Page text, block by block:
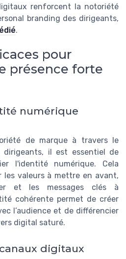
renforcent la notoriété
branding des dirigeants,
.
pour
présence forte
numérique
de marque à travers le
dirigeants, il est essentiel de
l'identité numérique. Cela
les valeurs à mettre en avant,
et les messages clés à
cohérente permet de créer
l’audience et de différencier
digital saturé.
digitaux